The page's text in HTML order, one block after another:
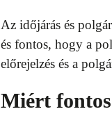
Az időjárás és
és fontos, hogy a
előrejelzés és a
Miért